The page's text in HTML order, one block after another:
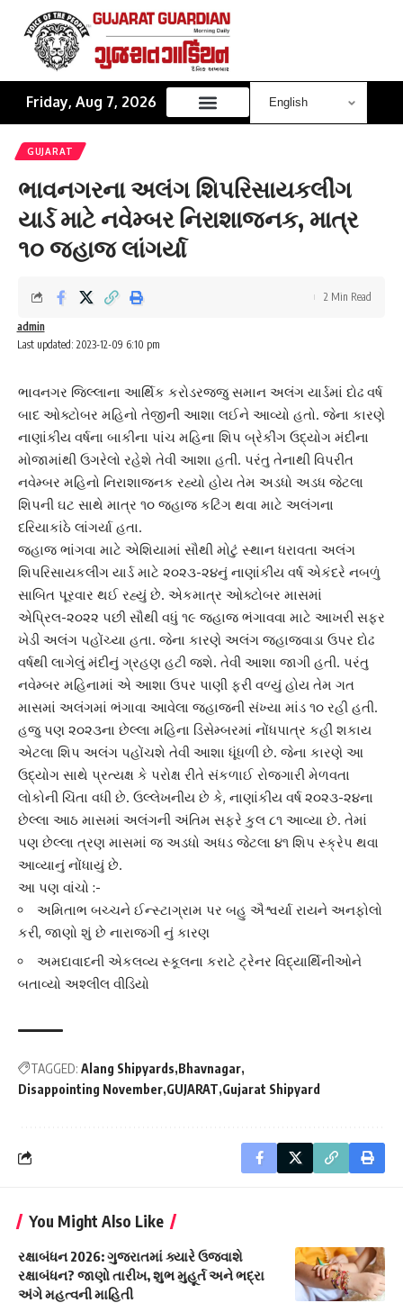
Friday, Aug 7, 2026
GUJARAT
ભાવનગરના અલંગ શિપરિસાયકલીંગ
યાર્ડ માટે નવેમ્બર નિરાશાજનક, માત્ર
૧૦ જહાજ લાંગર્યા
Last updated: 2023-12-09 6:10 pm
admin
2 Min Read
ભાવનગર જિલ્લાના આર્થિક કરોડરજ્જુ સમાન અલંગ યાર્ડમાં દોઢ વર્ષ
બાદ ઓક્ટોબર મહિનો તેજીની આશા લઈને આવ્યો હતો. જેના કારણે
નાણાંકીય વર્ષના બાકીના પાંચ મહિના શિપ બ્રેકીંગ ઉદ્યોગ મંદીના
મોજામાંથી ઉગરેલો રહેશે તેવી આશા હતી. પરંતુ તેનાથી વિપરીત
નવેમ્બર મહિનો નિરાશાજનક રહ્યો હોય તેમ અડધો અડધ જેટલા
શિપની ઘટ સાથે માત્ર ૧૦ જહાજ કટિંગ થવા માટે અલંગના
દરિયાકાંઠે લાંગર્યા હતા.
જહાજ ભાંગવા માટે એશિયામાં સૌથી મોટું સ્થાન ધરાવતા અલંગ
શિપરિસાયકલીંગ યાર્ડ માટે ૨૦૨૩-૨૪નું નાણાંકીય વર્ષ એકંદરે નબળું
સાબિત પૂરવાર થઈ રહ્યું છે. એકમાત્ર ઓક્ટોબર માસમાં
એપ્રિલ-૨૦૨૨ પછી સૌથી વધું ૧૯ જહાજ ભંગાવવા માટે આખરી સફર
ખેડી અલંગ પહોંચ્યા હતા. જેના કારણે અલંગ જહાજવાડા ઉપર દોઢ
વર્ષથી લાગેલું મંદીનું ગ્રહણ હટી જશે. તેવી આશા જાગી હતી. પરંતુ
નવેમ્બર મહિનામાં એ આશા ઉપર પાણી ફરી વળ્યું હોય તેમ ગત
માસમાં અલંગમાં ભંગાવા આવેલા જહાજની સંખ્યા માંડ ૧૦ રહી હતી.
હજુ પણ ૨૦૨૩ના છેલ્લા મહિના ડિસેમ્બરમાં નોંધપાત્ર કહીં શકાય
એટલા શિપ અલંગ પહોંચશે તેવી આશા ધૂંધળી છે. જેના કારણે આ
ઉદ્યોગ સાથે પ્રત્યક્ષ કે પરોક્ષ રીતે સંકળાઈ રોજગારી મેળવતા
લોકોની ચિંતા વધી છે. ઉલ્લેખનીય છે કે, નાણાંકીય વર્ષ ૨૦૨૩-૨૪ના
છેલ્લા આઠ માસમાં અલંગની અંતિમ સફરે કુલ ૮૧ આવ્યા છે. તેમાં
પણ છેલ્લા ત્રણ માસમાં જ અડધો અધડ જેટલા ૪૧ શિપ સ્ક્રેપ થવા
આવ્યાનું નોંધાયું છે.
આ પણ વાંચો :-
અમિતાભ બચ્ચને ઈન્સ્ટાગ્રામ પર બહુ ઐશ્વર્યા રાયને અનફોલો
કરી, જાણો શું છે નારાજગી નું કારણ
અમદાવાદની એકલવ્ય સ્કૂલના કરાટે ટ્રેનર વિદ્યાર્થિનીઓને
બતાવ્યો અશ્લીલ વીડિયો
TAGGED: Alang Shipyards Bhavnagar
Disappointing November GUJARAT Gujarat Shipyard
You Might Also Like
રક્ષાબંધન 2026: ગુજરાતમાં ક્યારે ઉજવાશે
રક્ષાબંધન? જાણો તારીખ, શુભ મુહૂર્ત અને ભદ્રા
અંગે મહત્વની માહિતી